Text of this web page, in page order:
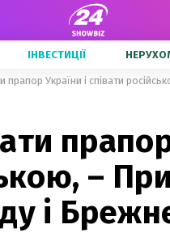
ІНВЕСТИЦІЇ
прапор України і співати
прапор
–
і